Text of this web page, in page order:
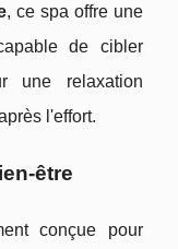
, ce spa offre une
de cibler
une relaxation
l'effort.
être
conçue pour